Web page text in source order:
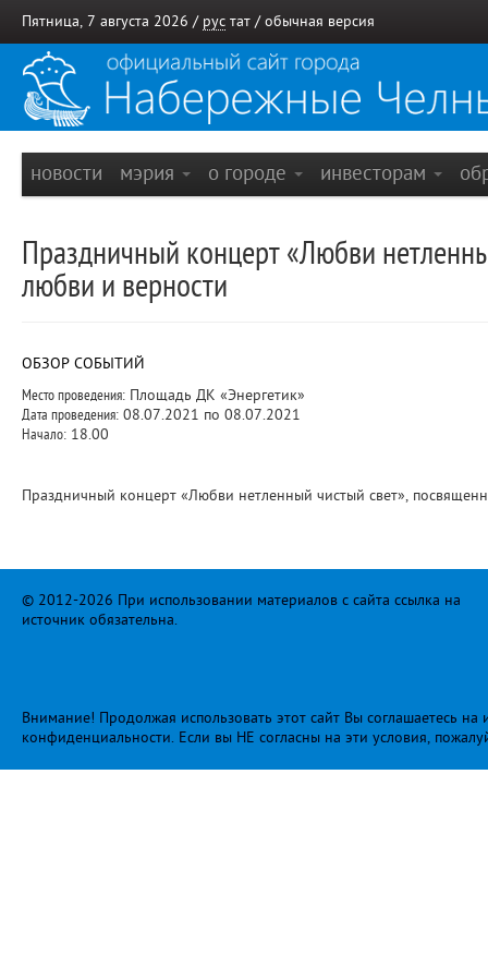
Пятница, 7 августа 2026 / рус тат / обычная версия
новости мэрия о городе инвесторам
Праздничный концерт «Любви
любви и верности
ОБЗОР СОБЫТИЙ
Место проведения: Площадь ДК «Энергетик»
Дата проведения: 08.07.2021 по 08.07.2021
Начало: 18.00
Праздничный концерт «Любви нетленный чистый свет»,
© 2012-2026 При использовании материалов с сайта ссылка на
источник обязательна.
Внимание! Продолжая использовать этот сайт Вы соглашаетесь
конфиденциальности. Если вы НЕ согласны на эти условия,